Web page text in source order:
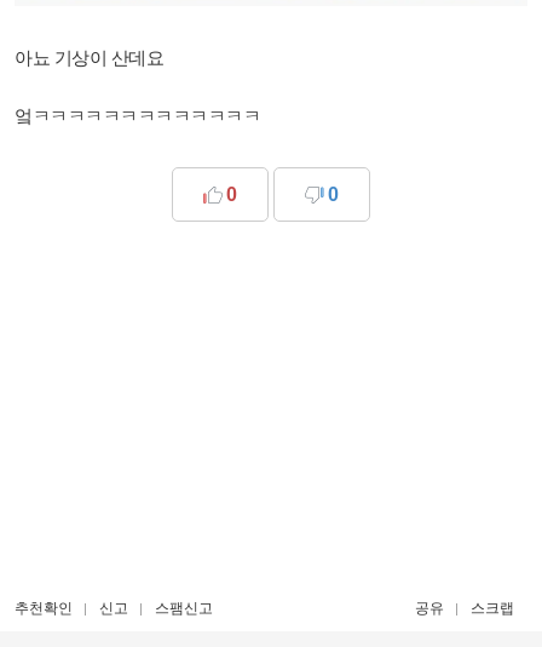
아뇨 기상이 산데요
엌ㅋㅋㅋㅋㅋㅋㅋㅋㅋㅋㅋㅋㅋ
0 0
추천확인 신고 스팸신고 공유 스크랩